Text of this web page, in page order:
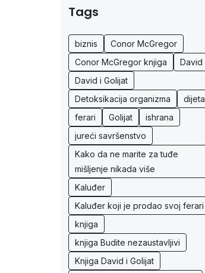
Tags
biznis
Conor McGregor
Conor McGregor knjiga
David
David i Golijat
Detoksikacija organizma
dijeta
ferari
Golijat
ishrana
jureći savršenstvo
Kako da ne marite za tuđe
mišljenje nikada više
Kaluđer
Kaluđer koji je prodao svoj ferari
knjiga
knjiga Budite nezaustavljivi
Knjiga David i Golijat